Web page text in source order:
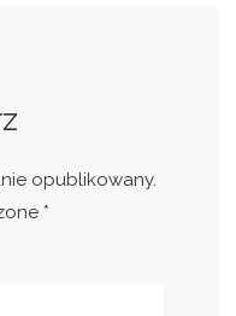
opublikowany.
*